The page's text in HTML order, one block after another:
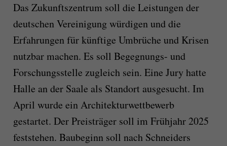
Das Zukunftszentrum soll die Leistungen der
deutschen Vereinigung würdigen und die
Erfahrungen für künftige Umbrüche und Krisen
nutzbar machen. Es soll Begegnungs- und
Forschungsstelle zugleich sein. Eine Jury hatte
Halle an der Saale als Standort ausgesucht. Im
April wurde ein Architekturwettbewerb
gestartet. Der Preisträger soll im Frühjahr 2025
feststehen. Baubeginn soll nach Schneiders